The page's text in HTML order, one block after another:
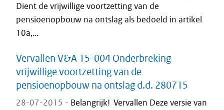
Dient de vrijwillige voortzetting van de
pensioenopbouw na ontslag als bedoeld in artikel
10a,...
Vervallen V&A 15-004 Onderbreking
vrijwillige voortzetting van de
pensioenopbouw na ontslag d.d. 280715
28-07-2015 - Belangrijk! Vervallen Deze versie van